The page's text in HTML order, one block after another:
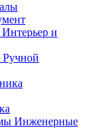
Интерьер и
Ручной
Инженерные